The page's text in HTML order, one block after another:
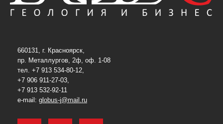
660131, г. Красноярск,
пр. Металлургов, 2ф, оф. 1-08
тел. +7 913 534-80-12,
+7 906 911-27-03,
+7 913 532-92-11
e-mail: globus-j@mail.ru